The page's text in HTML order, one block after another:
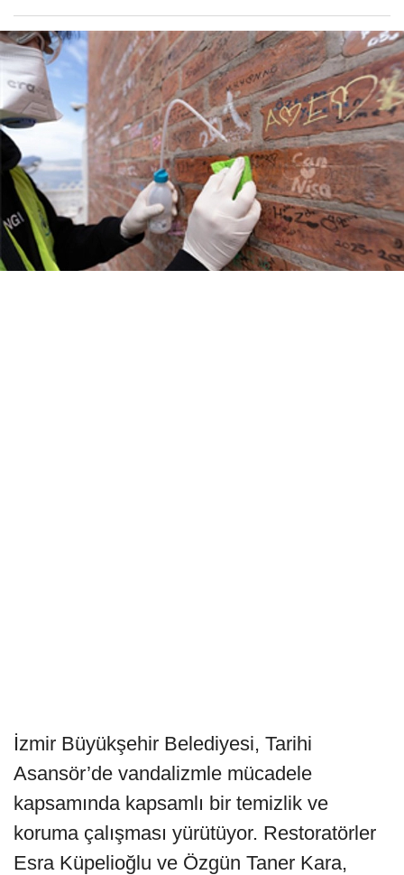
İzmir Büyükşehir Belediyesi, Tarihi
Asansör’de vandalizmle mücadele
kapsamında kapsamlı bir temizlik ve
koruma çalışması yürütüyor. Restoratörler
Esra Küpelioğlu ve Özgün Taner Kara,